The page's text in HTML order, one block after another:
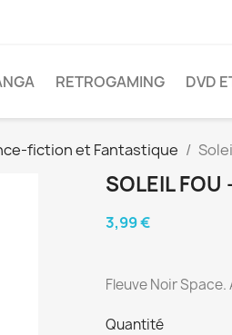
RETROGAMING DVD
fiction et Fantastique
SOLEIL FOU
3,99 €
Fleuve Noir
Quantité